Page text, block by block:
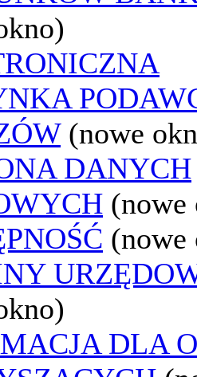
(nowe
DANYCH
(nowe
(nowe
DLA